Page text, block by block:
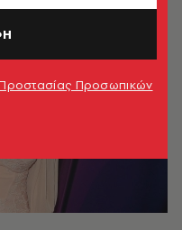
Προστασίας Προσωπικών